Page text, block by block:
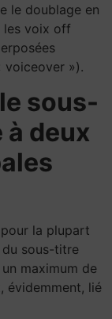
le doublage en
les voix off
voiceover »).
sous-
deux
pour la plupart
du sous-titre
maximum de
évidemment, lié